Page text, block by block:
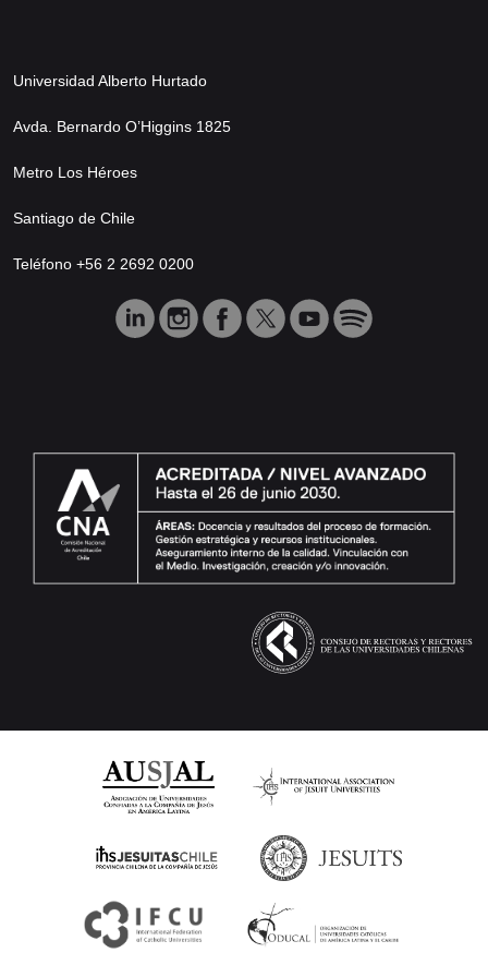
Universidad Alberto Hurtado
Avda. Bernardo O’Higgins 1825
Metro Los Héroes
Santiago de Chile
Teléfono +56 2 2692 0200